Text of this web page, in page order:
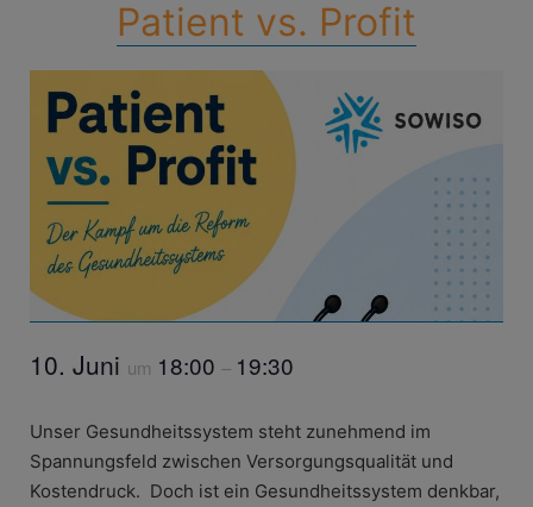
Patient vs. Profit
10. Juni um 18:00 – 19:30
Unser Gesundheitssystem steht zunehmend im
Spannungsfeld zwischen Versorgungsqualität und
Kostendruck. Doch ist ein Gesundheitssystem denkbar,